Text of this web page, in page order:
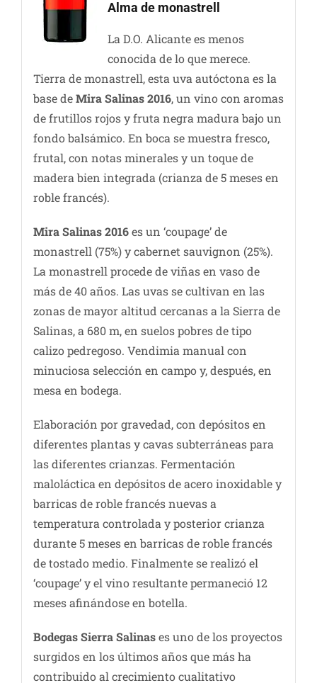
Alma de monastrell
La D.O. Alicante es menos
conocida de lo que merece.
Tierra de monastrell, esta uva autóctona es la
base deMira Salinas 2016, un vino con aromas
de frutillos rojos y fruta negra madura bajo un
fondo balsámico. En boca se muestra fresco,
frutal, con notas minerales y un toque de
madera bien integrada (crianza de 5 meses en
roble francés).
Mira Salinas 2016es un ‘coupage’ de
monastrell (75%) y cabernet sauvignon (25%).
La monastrell procede de viñas en vaso de
más de 40 años. Las uvas se cultivan en las
zonas de mayor altitud cercanas a la Sierra de
Salinas, a 680 m, en suelos pobres de tipo
calizo pedregoso. Vendimia manual con
minuciosa selección en campo y, después, en
mesa en bodega.
Elaboración por gravedad, con depósitos en
diferentes plantas y cavas subterráneas para
las diferentes crianzas. Fermentación
maloláctica en depósitos de acero inoxidable y
barricas de roble francés nuevas a
temperatura controlada y posterior crianza
durante 5 meses en barricas de roble francés
de tostado medio. Finalmente se realizó el
‘coupage’ y el vino resultante permaneció 12
meses afinándose en botella.
Bodegas Sierra Salinases uno de los proyectos
surgidos en los últimos años que más ha
contribuido al crecimiento cualitativo